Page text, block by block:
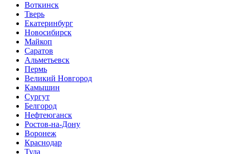
Воткинск
Тверь
Екатеринбург
Новосибирск
Майкоп
Саратов
Альметьевск
Пермь
Великий Новгород
Камышин
Сургут
Белгород
Нефтеюганск
Ростов-на-Дону
Воронеж
Краснодар
Тула